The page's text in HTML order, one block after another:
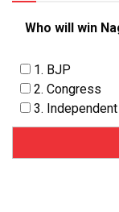
Who will win
1. BJP
2. Congress
3. Independent